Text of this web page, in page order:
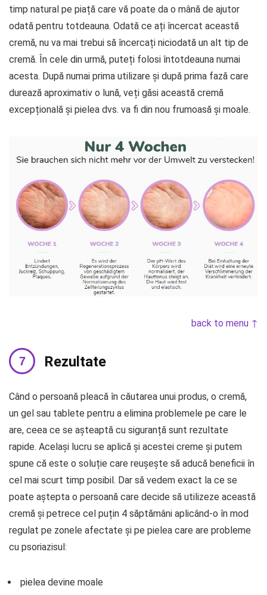
timp natural pe piață care vă poate da o mână de ajutor
odată pentru totdeauna. Odată ce ați încercat această
cremă, nu va mai trebui să încercați niciodată un alt tip de
cremă. În cele din urmă, puteți folosi întotdeauna numai
acesta. După numai prima utilizare și după prima fază care
durează aproximativ o lună, veți găsi această cremă
excepțională și pielea dvs. va fi din nou frumoasă și moale.
back to menu ↑
Rezultate
Când o persoană pleacă în căutarea unui produs, o cremă,
un gel sau tablete pentru a elimina problemele pe care le
are, ceea ce se așteaptă cu siguranță sunt rezultate
rapide. Același lucru se aplică și acestei creme și putem
spune că este o soluție care reușește să aducă beneficii în
cel mai scurt timp posibil. Dar să vedem exact la ce se
poate aștepta o persoană care decide să utilizeze această
cremă și petrece cel puțin 4 săptămâni aplicând-o în mod
regulat pe zonele afectate și pe pielea care are probleme
cu psoriazisul:
pielea devine moale